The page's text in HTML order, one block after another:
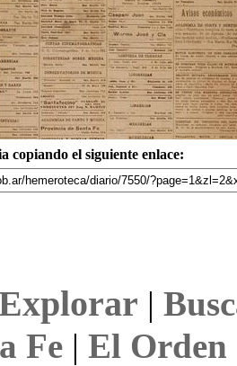
copiando el siguiente enlace:
|
Fe| El Orden